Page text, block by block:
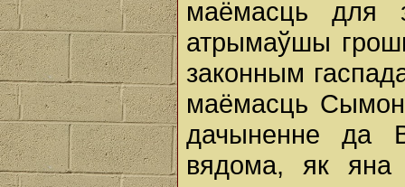
маёмасць для
атрымаўшы
законным
маёмасць
дачыненне да
вядома, як